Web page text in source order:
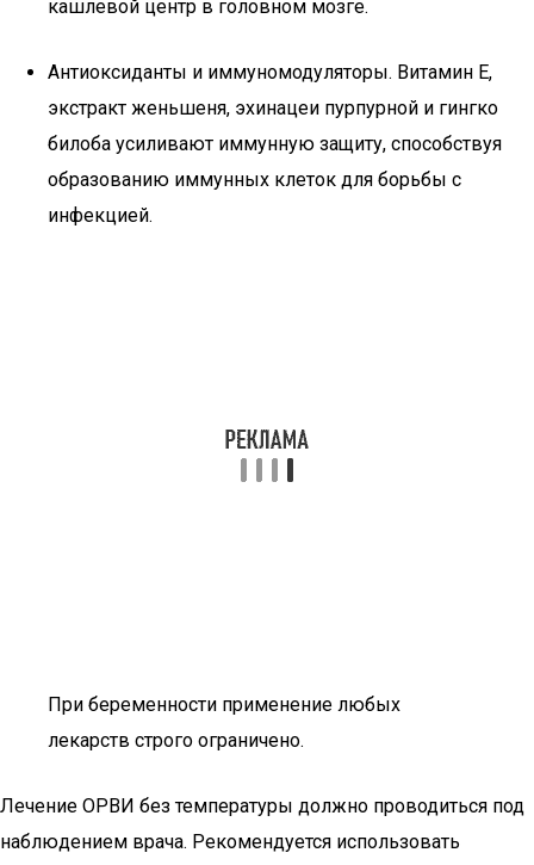
кашлевой центр в головном мозге.
Антиоксиданты и иммуномодуляторы. Витамин E,
экстракт женьшеня, эхинацеи пурпурной и гингко
билоба усиливают иммунную защиту, способствуя
образованию иммунных клеток для борьбы с
инфекцией.
При беременности применение любых
лекарств строго ограничено.
Лечение ОРВИ без температуры должно проводиться под
наблюдением врача. Рекомендуется использовать